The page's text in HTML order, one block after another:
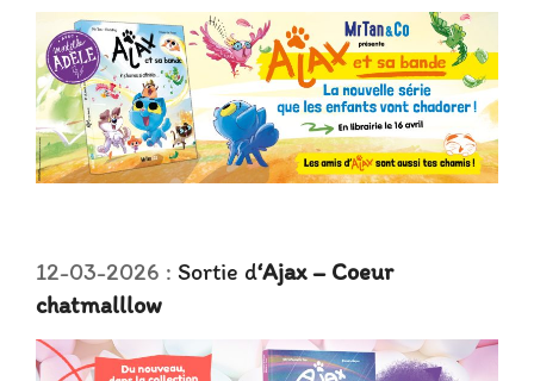
12-03-2026 : Sortie d‘Ajax – Coeur
chatmalllow